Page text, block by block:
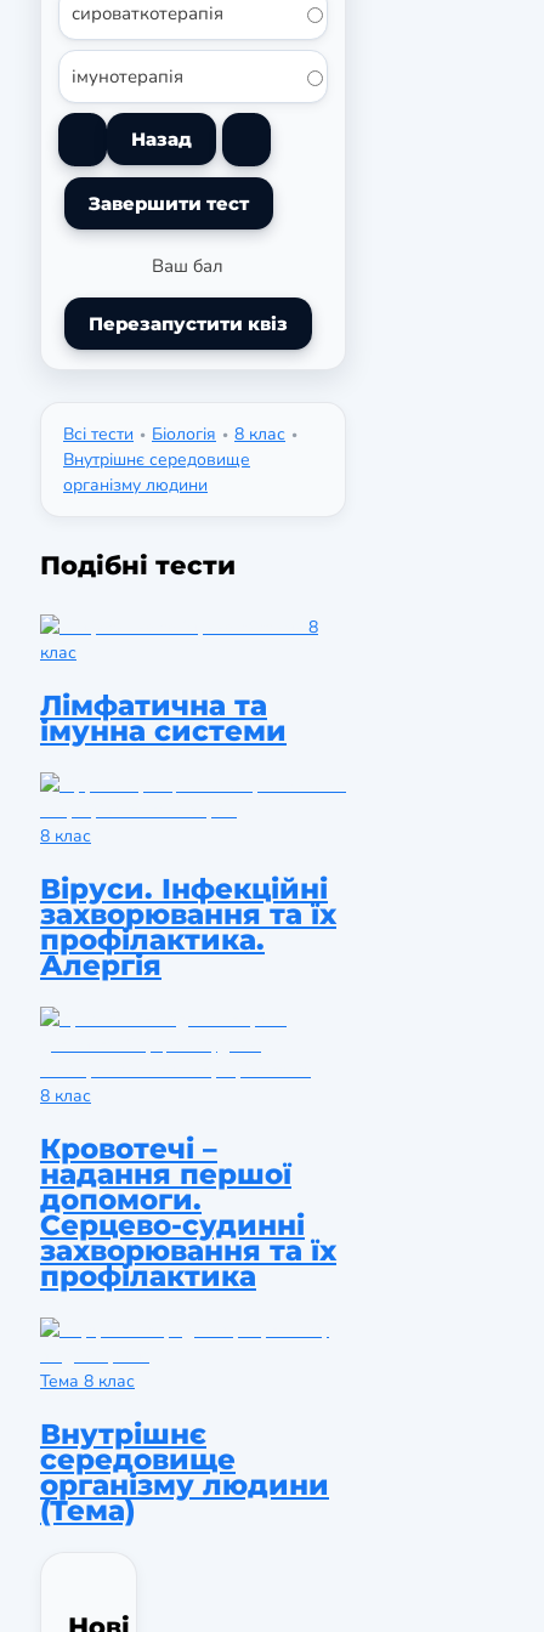
сироваткотерапія
імунотерапія
Ваш бал
Перезапустити квіз
Всі тести • Біологія • 8 клас •
Внутрішнє середовище
організму людини
Подібні тести
8
клас
Лімфатична та
імунна системи
8 клас
Віруси. Інфекційні
захворювання та їх
профілактика.
Алергія
8 клас
Кровотечі –
надання першої
допомоги.
Серцево-судинні
захворювання та їх
профілактика
Тема 8 клас
Внутрішнє
середовище
організму людини
(Тема)